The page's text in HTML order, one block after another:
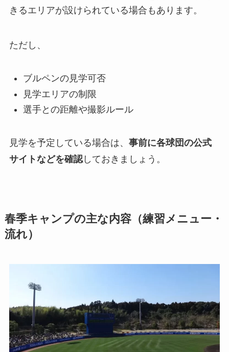
きるエリアが設けられている場合もあります。
ただし、
ブルペンの見学可否
見学エリアの制限
選手との距離や撮影ルール
見学を予定している場合は、 事前に各球団の公式
サイトなどを確認しておきましょう。
春季キャンプの主な内容（練習メニュー・
流れ）